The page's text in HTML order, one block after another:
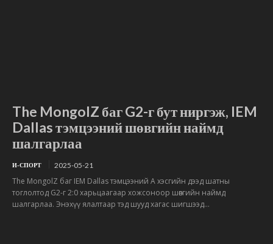
The MongolZ баг G2-г бут ниргэж, IEM
Dallas тэмцээний шөвгийн наймд
шалгарлаа
И-СПОРТ 2025-05-21
The MongolZ баг IEM Dallas тэмцээний А хэсгийн дээд шатны
тоглолтод G2-г 2:0 харьцаагаар хожсоноор шөвгийн наймд
шалгарлаа. Энэхүү ялалтаар тэд шууд хагас шигшээд...